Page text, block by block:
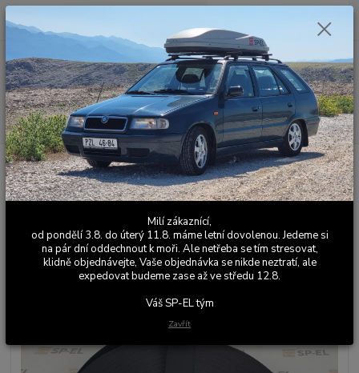
Menu
Hledat
Po - Pá 9:00 - 17:00
0,00 Kč
Úvod Automobilová pásovina
Pásovina na bezpečnostní pásy (šířka
47mm)
Pásovina na bezpečnostní pásy - Černá
Pásovina na bezpečnostní pásy -
Černá
Milí zákaznící,
od pondělí 3.8. do úterý 11.8. máme letní dovolenou. Jedeme si
na pár dní oddechnout k moři. Ale netřeba se tím stresovat,
klidně objednávejte, Vaše objednávka se nikde neztratí, ale
expedovat budeme zase až ve středu 12.8.
Váš SP-EL tým
Zavřít